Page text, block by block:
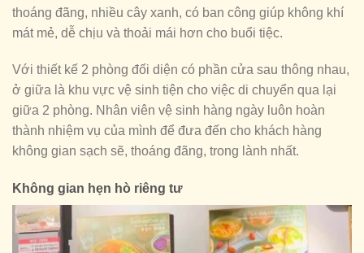
thoáng đãng, nhiều cây xanh, có ban công giúp không khí
mát mẻ, dễ chịu và thoải mái hơn cho buổi tiệc.
Với thiết kế 2 phòng đối diện có phần cửa sau thông nhau,
ở giữa là khu vực vệ sinh tiện cho việc di chuyển qua lại
giữa 2 phòng. Nhân viên vệ sinh hàng ngày luôn hoàn
thành nhiệm vụ của mình để đưa đến cho khách hàng
không gian sạch sẽ, thoáng đãng, trong lành nhất.
Không gian hẹn hò riêng tư